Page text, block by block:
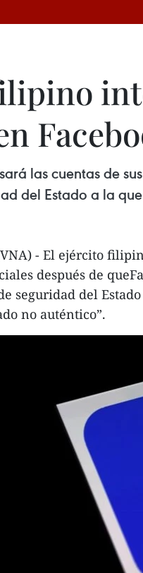
las cuentas de
del Estado a la
- El ejército
después de
seguridad del
no auténtico”.